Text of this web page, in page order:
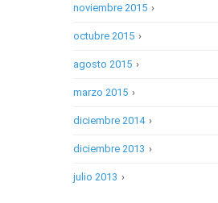
›
noviembre 2015
›
octubre 2015
›
agosto 2015
›
marzo 2015
›
diciembre 2014
›
diciembre 2013
›
julio 2013